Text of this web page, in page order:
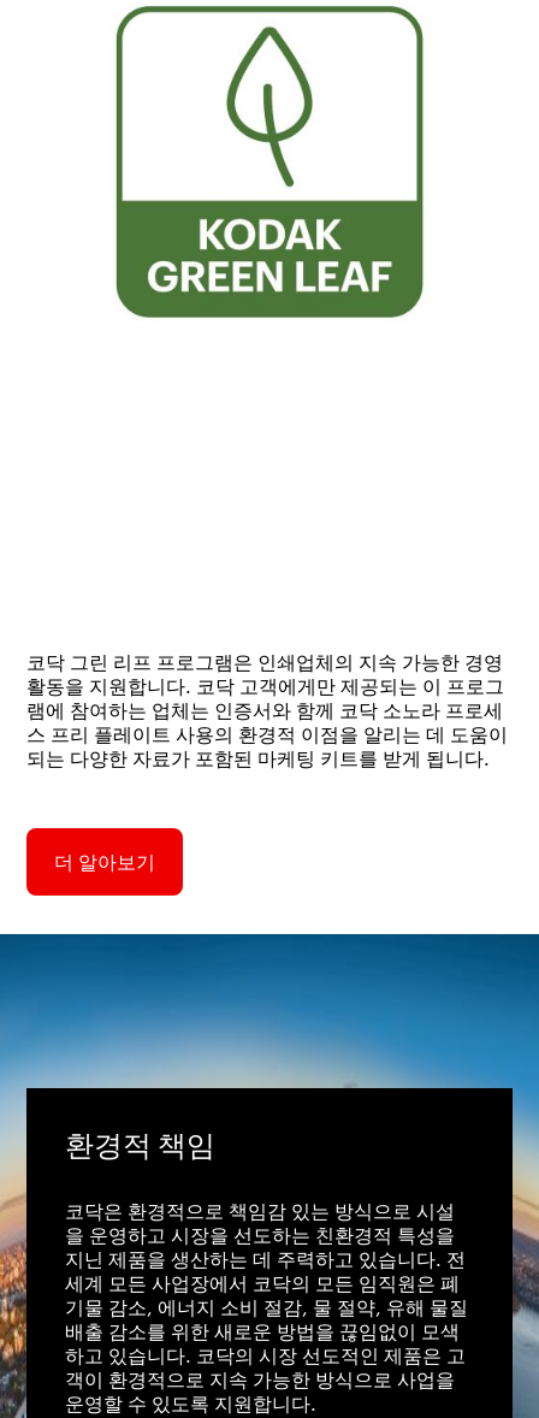
코닥 그린 리프 프로그램은 인쇄업체의 지속 가능한 경영
활동을 지원합니다. 코닥 고객에게만 제공되는 이 프로그
램에 참여하는 업체는 인증서와 함께 코닥 소노라 프로세
스 프리 플레이트 사용의 환경적 이점을 알리는 데 도움이
되는 다양한 자료가 포함된 마케팅 키트를 받게 됩니다.
더 알아보기
환경적 책임
코닥은 환경적으로 책임감 있는 방식으로 시설
을 운영하고 시장을 선도하는 친환경적 특성을
지닌 제품을 생산하는 데 주력하고 있습니다. 전
세계 모든 사업장에서 코닥의 모든 임직원은 폐
기물 감소, 에너지 소비 절감, 물 절약, 유해 물질
배출 감소를 위한 새로운 방법을 끊임없이 모색
하고 있습니다. 코닥의 시장 선도적인 제품은 고
객이 환경적으로 지속 가능한 방식으로 사업을
운영할 수 있도록 지원합니다.